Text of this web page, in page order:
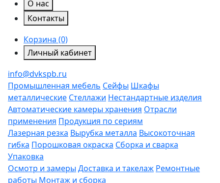
О нас
Контакты
Корзина (0)
Личный кабинет
info@dvkspb.ru
Промышленная мебель Сейфы Шкафы
металлические Стеллажи Нестандартные изделия
Автоматические камеры хранения Отрасли
применения Продукция по сериям
Лазерная резка Вырубка металла Высокоточная
гибка Порошковая окраска Сборка и сварка
Упаковка
Осмотр и замеры Доставка и такелаж Ремонтные
работы Монтаж и сборка